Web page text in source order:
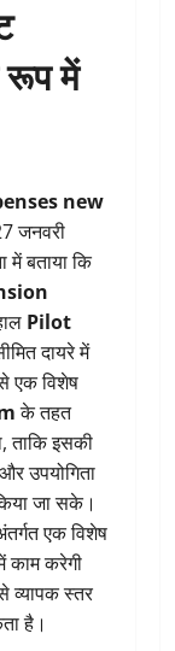
रूप में
new
जनवरी
में बताया कि
Pilot
दायरे में
एक विशेष
के तहत
ताकि इसकी
उपयोगिता
जा सके।
एक विशेष
करेगी
व्यापक स्तर
है।